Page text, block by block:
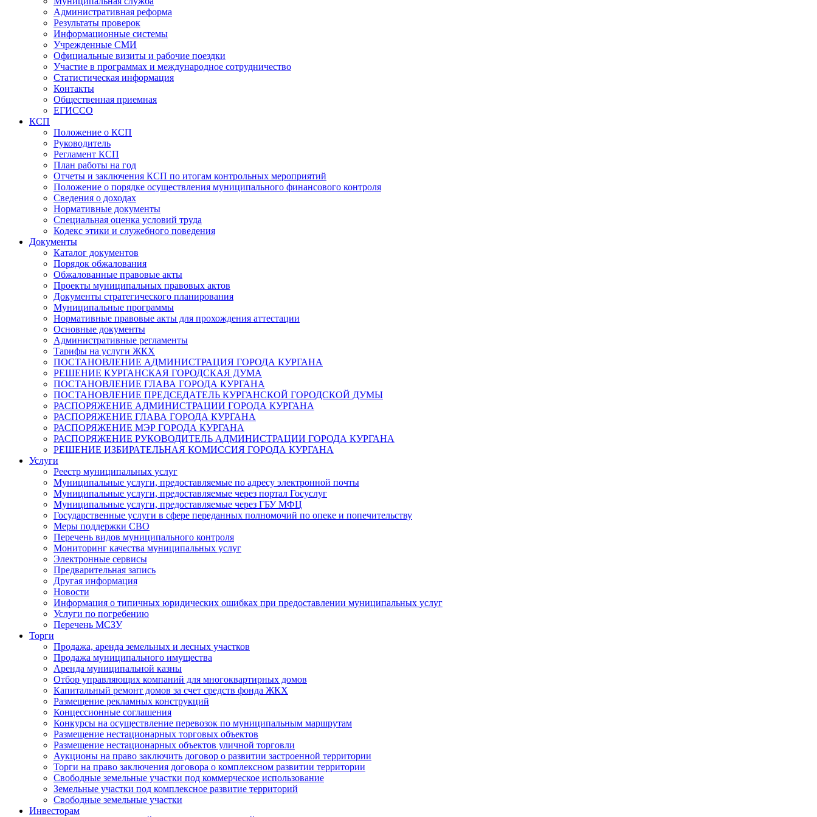
Административная реформа
Результаты проверок
Информационные системы
Учрежденные СМИ
Официальные визиты и рабочие поездки
Участие в программах и международное сотрудничество
Статистическая информация
Контакты
Общественная приемная
ЕГИССО
КСП
Положение о КСП
Руководитель
Регламент КСП
План работы на год
Отчеты и заключения КСП по итогам контрольных мероприятий
Положение о порядке осуществления муниципального финансового контроля
Сведения о доходах
Нормативные документы
Специальная оценка условий труда
Кодекс этики и служебного поведения
Документы
Каталог документов
Порядок обжалования
Обжалованные правовые акты
Проекты муниципальных правовых актов
Документы стратегического планирования
Муниципальные программы
Нормативные правовые акты для прохождения аттестации
Основные документы
Административные регламенты
Тарифы на услуги ЖКХ
ПОСТАНОВЛЕНИЕ АДМИНИСТРАЦИЯ ГОРОДА КУРГАНА
РЕШЕНИЕ КУРГАНСКАЯ ГОРОДСКАЯ ДУМА
ПОСТАНОВЛЕНИЕ ГЛАВА ГОРОДА КУРГАНА
ПОСТАНОВЛЕНИЕ ПРЕДСЕДАТЕЛЬ КУРГАНСКОЙ ГОРОДСКОЙ ДУМЫ
РАСПОРЯЖЕНИЕ АДМИНИСТРАЦИИ ГОРОДА КУРГАНА
РАСПОРЯЖЕНИЕ ГЛАВА ГОРОДА КУРГАНА
РАСПОРЯЖЕНИЕ МЭР ГОРОДА КУРГАНА
РАСПОРЯЖЕНИЕ РУКОВОДИТЕЛЬ АДМИНИСТРАЦИИ ГОРОДА КУРГАНА
РЕШЕНИЕ ИЗБИРАТЕЛЬНАЯ КОМИССИЯ ГОРОДА КУРГАНА
Услуги
Реестр муниципальных услуг
Муниципальные услуги, предоставляемые по адресу электронной почты
Муниципальные услуги, предоставляемые через портал Госуслуг
Муниципальные услуги, предоставляемые через ГБУ МФЦ
Государственные услуги в сфере переданных полномочий по опеке и попечительству
Меры поддержки СВО
Перечень видов муниципального контроля
Мониторинг качества муниципальных услуг
Электронные сервисы
Предварительная запись
Другая информация
Новости
Информация о типичных юридических ошибках при предоставлении муниципальных услуг
Услуги по погребению
Перечень МСЗУ
Торги
Продажа, аренда земельных и лесных участков
Продажа муниципального имущества
Аренда муниципальной казны
Отбор управляющих компаний для многоквартирных домов
Капитальный ремонт домов за счет средств фонда ЖКХ
Размещение рекламных конструкций
Концессионные соглашения
Конкурсы на осуществление перевозок по муниципальным маршрутам
Размещение нестационарных торговых объектов
Размещение нестационарных объектов уличной торговли
Аукционы на право заключить договор о развитии застроенной территории
Торги на право заключения договора о комплексном развитии территории
Свободные земельные участки под коммерческое использование
Земельные участки под комплексное развитие территорий
Свободные земельные участки
Инвесторам